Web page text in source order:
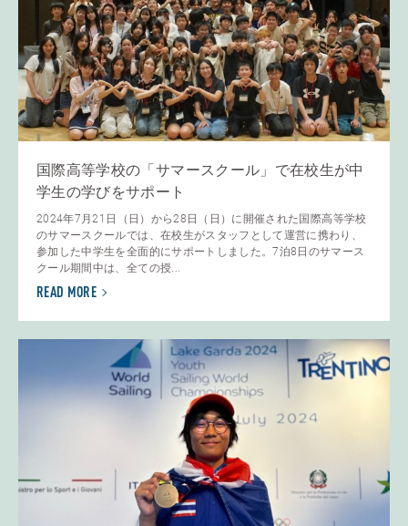
国際高等学校の「サマースクール」で在校生が中
学生の学びをサポート
2024年7月21日（日）から28日（日）に開催された国際高等学校
のサマースクールでは、在校生がスタッフとして運営に携わり、
参加した中学生を全面的にサポートしました。7泊8日のサマース
クール期間中は、全ての授...
READ MORE